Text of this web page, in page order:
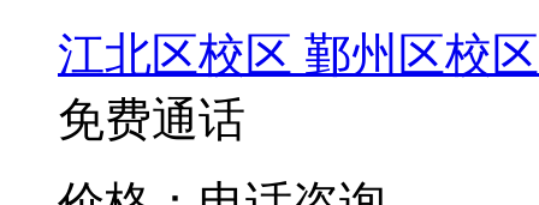
江北区校区 鄞州区校区
免费通话